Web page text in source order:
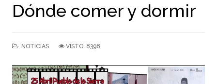
Dónde comer y dormir
NOTICIAS VISTO: 8398